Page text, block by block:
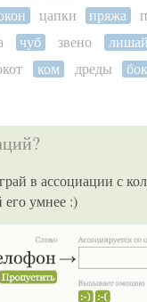
цапки пряжа
чуб звено лишай
ком дреды бок
в ассоциации с
его умнее :)